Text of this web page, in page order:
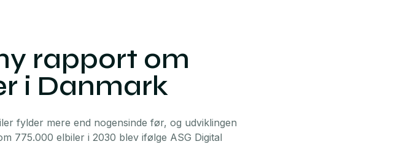
rapport om
i Danmark
fylder mere end nogensinde før, og udviklingen
775.000 elbiler i 2030 blev ifølge ASG Digital